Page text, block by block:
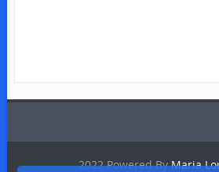
2022 Powered ByMaria